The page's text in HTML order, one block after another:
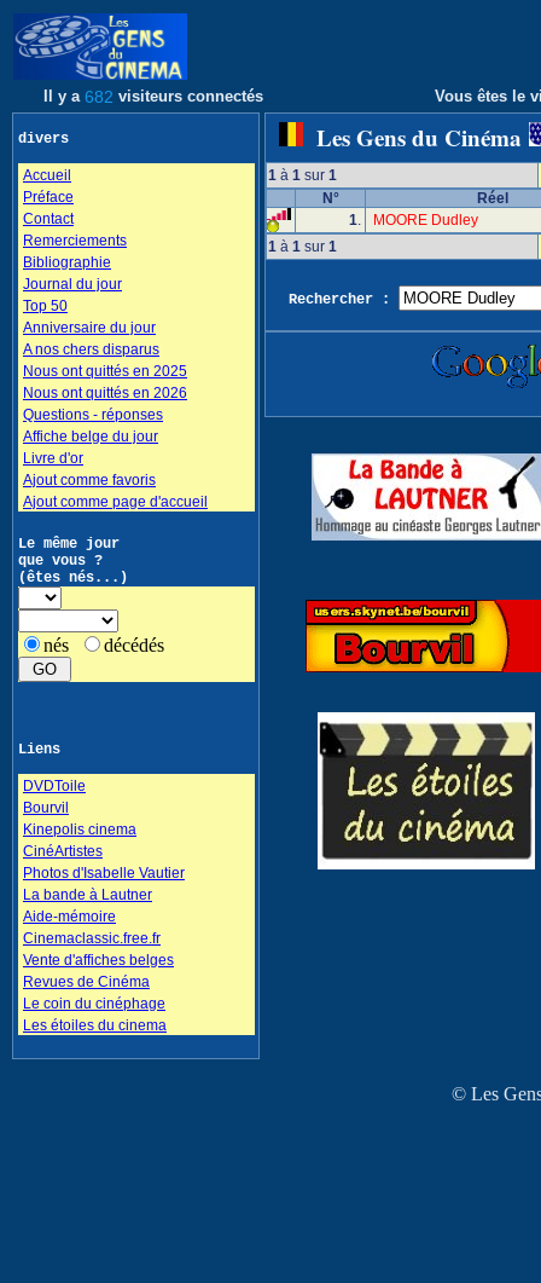
Il y a 682 visiteurs connectés Vous êtes le
divers
Accueil
Préface
Contact
Remerciements
Bibliographie
Journal du jour
Top 50
Anniversaire du jour
A nos chers disparus
Nous ont quittés en 2025
Nous ont quittés en 2026
Questions - réponses
Affiche belge du jour
Livre d'or
Ajout comme favoris
Ajout comme page d'accueil
Le même jour
que vous ?
(êtes nés...)
nés décédés
Liens
DVDToile
Bourvil
Kinepolis cinema
CinéArtistes
Photos d'Isabelle Vautier
La bande à Lautner
Aide-mémoire
Cinemaclassic.free.fr
Vente d'affiches belges
Revues de Cinéma
Le coin du cinéphage
Les étoiles du cinema
Les Gens du Cinéma
1 à 1 sur 1
N°
Réel
1.
MOORE Dudley
1 à 1 sur 1
Rechercher :
© Les